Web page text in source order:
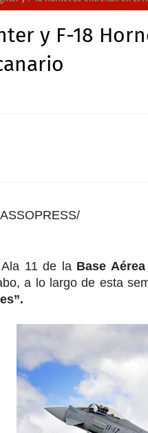
y F-18
11 de la Base
a lo largo de esta